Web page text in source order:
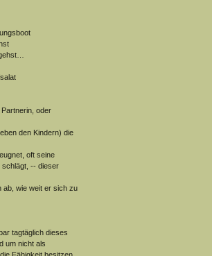
oder
den Kindern) die
oft seine
schlägt, -- dieser
ab, wie weit er sich zu
tagtäglich dieses
um nicht als